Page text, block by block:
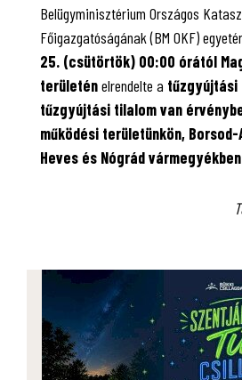
Belügyminisztérium Országos
Főigazgatóságának (BM OKF)
25. (csütörtök) 00:00 órától
területénelrendelte a tűzgyújtási
tűzgyújtási tilalom van
működési területünkön,
Heves és Nógrád